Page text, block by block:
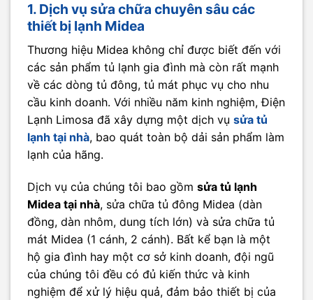
1. Dịch vụ sửa chữa chuyên sâu các
thiết bị lạnh Midea
Thương hiệu Midea không chỉ được biết đến với
các sản phẩm tủ lạnh gia đình mà còn rất mạnh
về các dòng tủ đông, tủ mát phục vụ cho nhu
cầu kinh doanh. Với nhiều năm kinh nghiệm, Điện
Lạnh Limosa đã xây dựng một dịch vụ sửa tủ
lạnh tại nhà, bao quát toàn bộ dải sản phẩm làm
lạnh của hãng.
Dịch vụ của chúng tôi bao gồm sửa tủ lạnh
Midea tại nhà, sửa chữa tủ đông Midea (dàn
đồng, dàn nhôm, dung tích lớn) và sửa chữa tủ
mát Midea (1 cánh, 2 cánh). Bất kể bạn là một
hộ gia đình hay một cơ sở kinh doanh, đội ngũ
của chúng tôi đều có đủ kiến thức và kinh
nghiệm để xử lý hiệu quả, đảm bảo thiết bị của